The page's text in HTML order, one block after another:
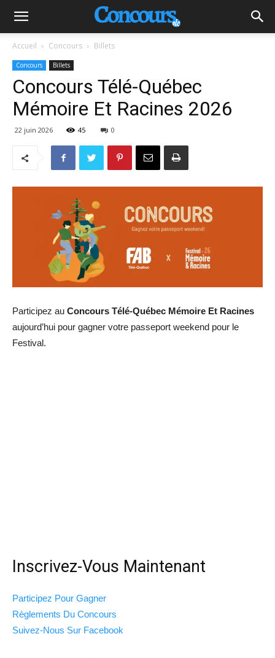
Accueil Concours Billets
Concours Billets
Concours Télé-Québec
Mémoire Et Racines 2026
22 juin 2026 45 0
Participez au Concours Télé-Québec Mémoire Et Racines
aujourd’hui pour gagner votre passeport weekend pour le
Festival.
Inscrivez-Vous Maintenant
Participez Pour Gagner
Règlements Du Concours
Suivez-Nous Sur Facebook